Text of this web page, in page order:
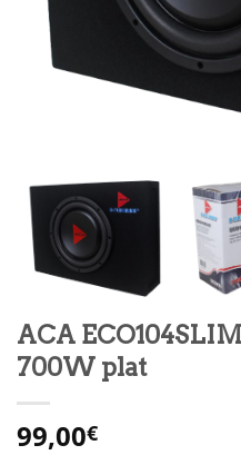
ACA
700W plat
99,00€